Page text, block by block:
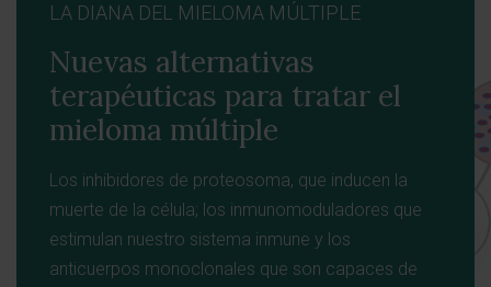
LA DIANA DEL MIELOMA MÚLTIPLE
Nuevas alternativas
terapéuticas para tratar el
mieloma múltiple
Los inhibidores de proteosoma, que inducen la
muerte de la célula; los inmunomoduladores que
estimulan nuestro sistema inmune y los
anticuerpos monoclonales que son capaces de